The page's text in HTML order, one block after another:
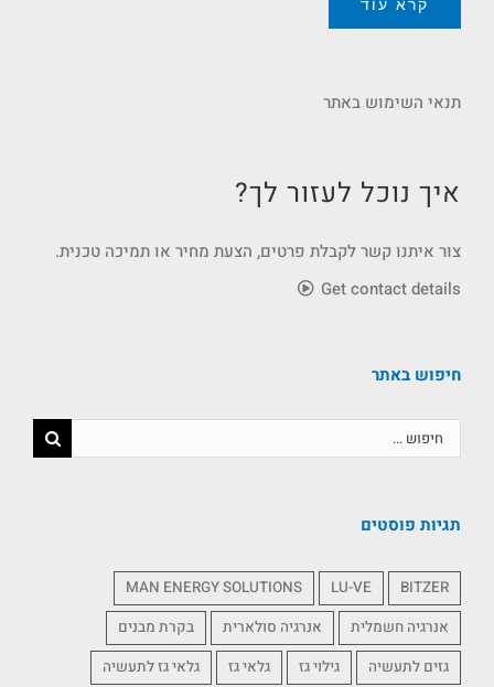
קרא עוד
תנאי השימוש באתר
איך נוכל לעזור לך?
צור איתנו קשר לקבלת פרטים, הצעת מחיר או תמיכה טכנית.
Get contact details
חיפוש באתר
תגיות פוסטים
BITZER
LU-VE
MAN ENERGY SOLUTIONS
אנרגיה חשמלית
אנרגיה סולארית
בקרת מבנים
גזים לתעשיה
גילוי גז גלאי גז
גלאי גז לתעשיה